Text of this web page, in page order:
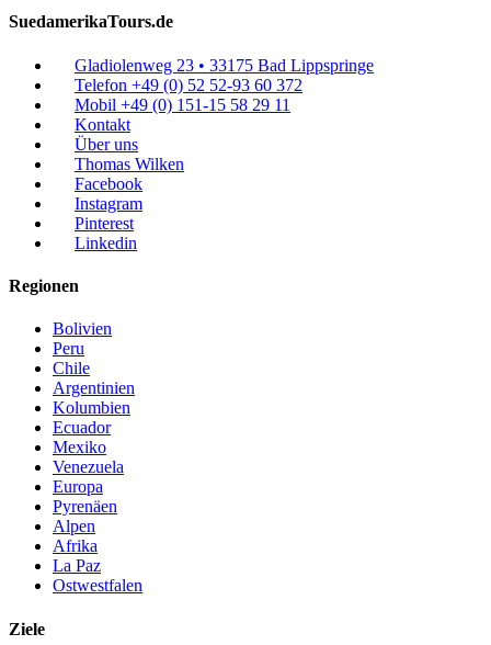
SuedamerikaTours.de
Gladiolenweg 23 • 33175 Bad Lippspringe
Telefon +49 (0) 52 52-93 60 372
Mobil +49 (0) 151-15 58 29 11
Kontakt
Über uns
Thomas Wilken
Facebook
Instagram
Pinterest
Linkedin
Regionen
Bolivien
Peru
Chile
Argentinien
Kolumbien
Ecuador
Mexiko
Venezuela
Europa
Pyrenäen
Alpen
Afrika
La Paz
Ostwestfalen
Ziele